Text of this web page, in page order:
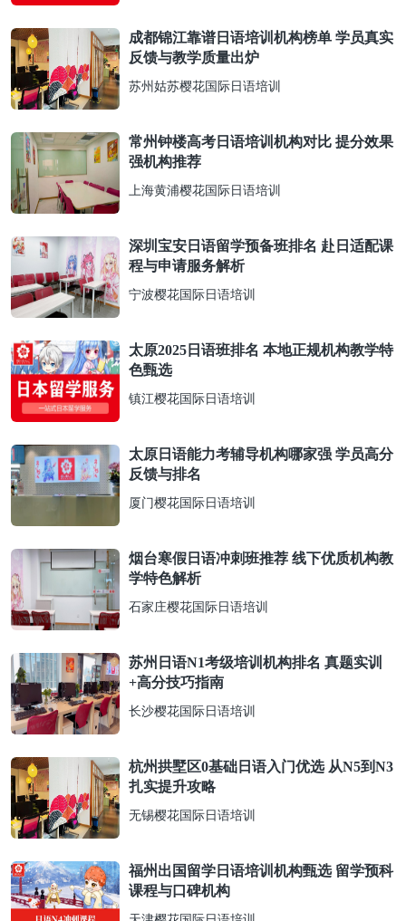
成都锦江靠谱日语培训机构榜单 学员真实
反馈与教学质量出炉
苏州姑苏樱花国际日语培训
常州钟楼高考日语培训机构对比 提分效果
强机构推荐
上海黄浦樱花国际日语培训
深圳宝安日语留学预备班排名 赴日适配课
程与申请服务解析
宁波樱花国际日语培训
太原2025日语班排名 本地正规机构教学特
色甄选
镇江樱花国际日语培训
太原日语能力考辅导机构哪家强 学员高分
反馈与排名
厦门樱花国际日语培训
烟台寒假日语冲刺班推荐 线下优质机构教
学特色解析
石家庄樱花国际日语培训
苏州日语N1考级培训机构排名 真题实训
+高分技巧指南
长沙樱花国际日语培训
杭州拱墅区0基础日语入门优选 从N5到N3
扎实提升攻略
无锡樱花国际日语培训
福州出国留学日语培训机构甄选 留学预科
课程与口碑机构